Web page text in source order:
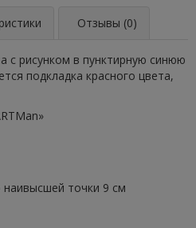
Отзывы (0)
с рисунком в пунктирную синюю
подкладка красного цвета,
наивысшей точки 9 см